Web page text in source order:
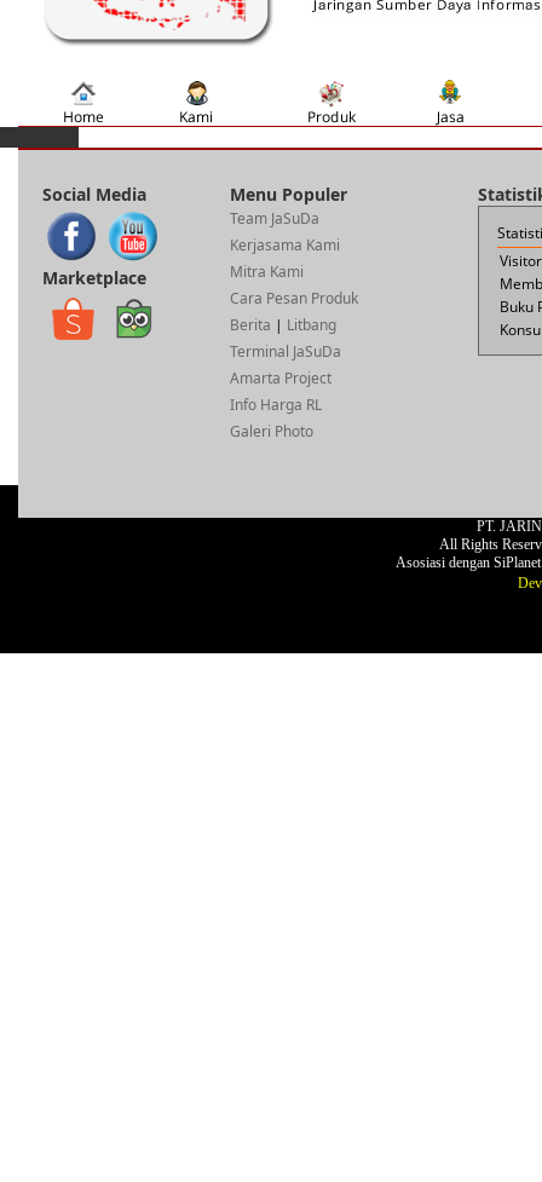
Social Media
Marketplace
Menu Populer
Team JaSuDa
Kerjasama Kami
Mitra Kami
Cara Pesan Produk
Berita | Litbang
Terminal JaSuDa
Amarta Project
Info Harga RL
Galeri Photo
Buku
PT.
All Rights
Asosiasi dengan